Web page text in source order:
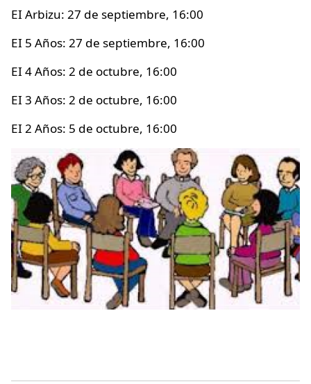
EI Arbizu: 27 de septiembre, 16:00
EI 5 Años: 27 de septiembre, 16:00
EI 4 Años: 2 de octubre, 16:00
EI 3 Años: 2 de octubre, 16:00
EI 2 Años: 5 de octubre, 16:00
Irudia